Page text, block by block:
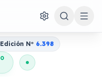
Edición No 6.398